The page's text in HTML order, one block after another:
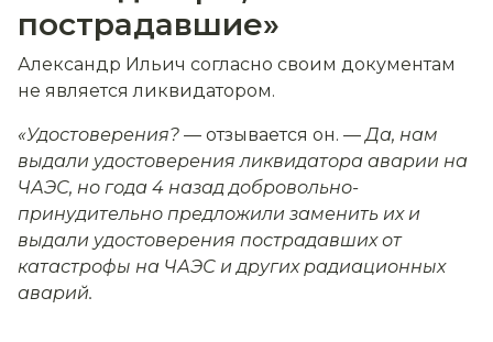
пострадавшие»
Александр Ильич согласно своим документам
не является ликвидатором.
«Удостоверения? — отзывается он. — Да, нам
выдали удостоверения ликвидатора аварии на
ЧАЭС, но года 4 назад добровольно-
принудительно предложили заменить их и
выдали удостоверения пострадавших от
катастрофы на ЧАЭС и других радиационных
аварий.